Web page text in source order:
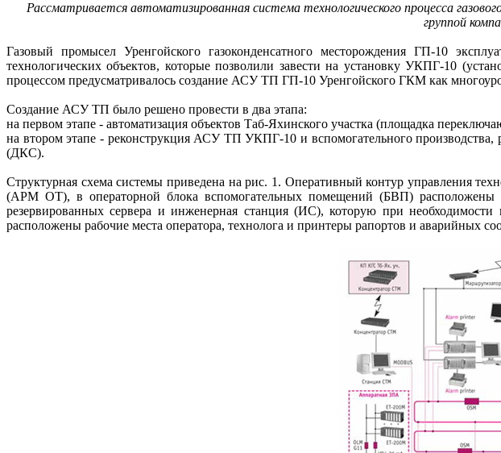
Рассматривается автоматизированная система технологического процесса
группой
Газовый промысел Уренгойского газоконденсатного месторождения ГП-10
технологических объектов, которые позволили завести на установку УКПГ-10
процессом предусматривалось создание АСУ ТП ГП-10 Уренгойского ГКМ как
Создание АСУ ТП было решено провести в два этапа:
на первом этапе - автоматизация объектов Таб-Яхинского участка (площадка
на втором этапе - реконструкция АСУ ТП УКПГ-10 и вспомогательного
(ДКС).
Структурная схема системы приведена на рис. 1. Оперативный контур управления
(АРМ ОТ), в операторной блока вспомогательных помещений (БВП) расположены
резервированных сервера и инженерная станция (ИС), которую при
расположены рабочие места оператора, технолога и принтеры рапортов и аварийных